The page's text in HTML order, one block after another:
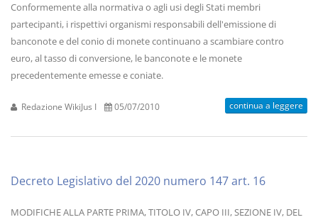
Conformemente alla normativa o agli usi degli Stati membri
partecipanti, i rispettivi organismi responsabili dell'emissione di
banconote e del conio di monete continuano a scambiare contro
euro, al tasso di conversione, le banconote e le monete
precedentemente emesse e coniate.
Redazione WikiJus I 05/07/2010 continua a leggere
Decreto Legislativo del 2020 numero 147 art. 16
MODIFICHE ALLA PARTE PRIMA, TITOLO IV, CAPO III, SEZIONE IV, DEL